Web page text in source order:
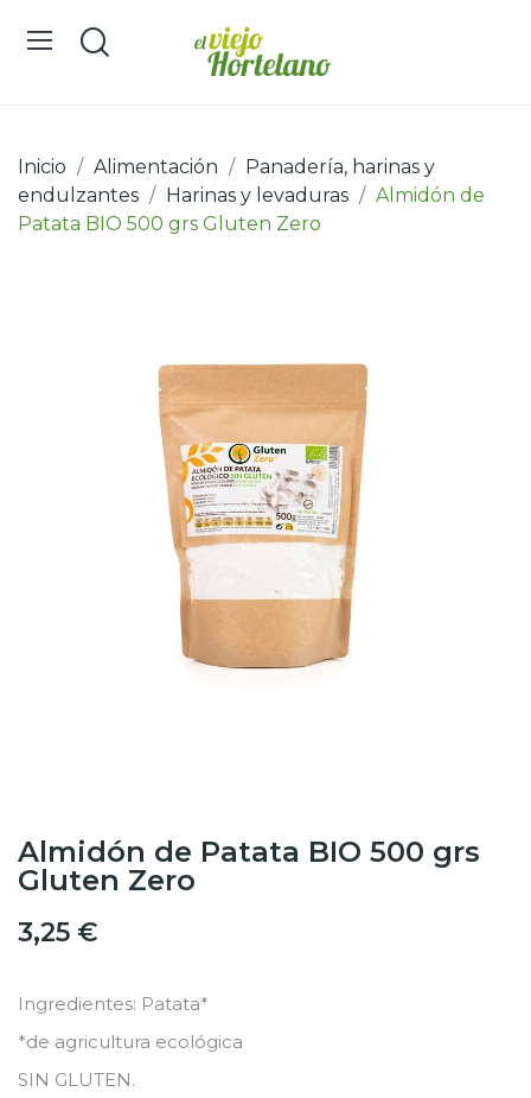
Inicio Alimentación
Panadería, harinas y
endulzantes
Harinas y levaduras
Almidón de
Patata BIO 500 grs Gluten Zero
Almidón de Patata BIO 500 grs
Gluten Zero
3,25 €
Ingredientes: Patata*
*de agricultura ecológica
SIN GLUTEN.